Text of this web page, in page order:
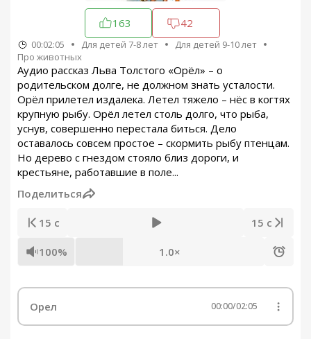
163 42
00:02:05 Для детей 7-8 лет
Для детей 9-10 лет
Про животных
Аудио рассказ Льва Толстого «Орёл» – о
родительском долге, не должном знать усталости.
Орёл прилетел издалека. Летел тяжело – нёс в когтях
крупную рыбу. Орёл летел столь долго, что рыба,
уснув, совершенно перестала биться. Дело
оставалось совсем простое – скормить рыбу птенцам.
Но дерево с гнездом стояло близ дороги, и
крестьяне, работавшие в поле...
Поделиться
15 с 15 с
100% 1.0×
Орел 00:00/02:05